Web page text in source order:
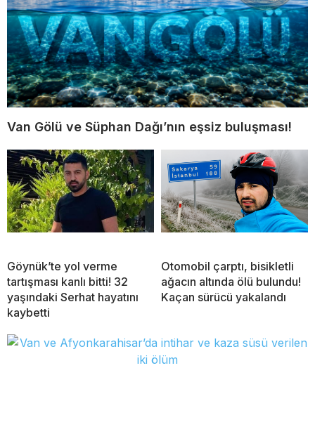
Van Gölü ve Süphan Dağı’nın eşsiz buluşması!
Göynük’te yol verme
tartışması kanlı bitti! 32
yaşındaki Serhat hayatını
kaybetti
Otomobil çarptı, bisikletli
ağacın altında ölü bulundu!
Kaçan sürücü yakalandı